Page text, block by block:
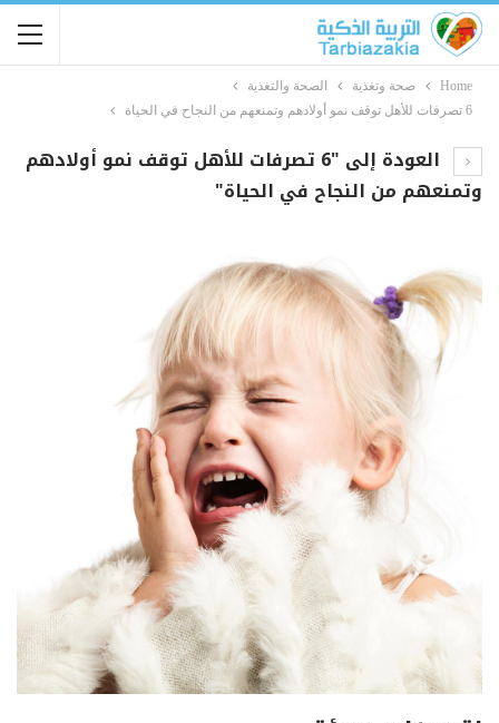
Home صحة وتغذية
الصحة والتغذية
6 تصرفات للأهل توقف نمو أولادهم وتمنعهم من النجاح في الحياة
العودة إلى "6 تصرفات للأهل توقف نمو أولادهم
وتمنعهم من النجاح في الحياة"